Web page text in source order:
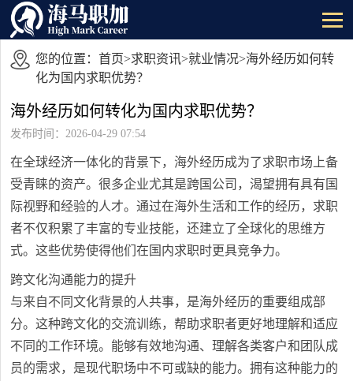
您的位置： 首页>求职资讯>就业情况>海外经历如何转
化为国内求职优势？
海外经历如何转化为国内求职优势？
发布时间：2026-04-29 07:54
在全球经济一体化的背景下，海外经历成为了求职市场上备
受青睐的资产。很多企业尤其是跨国公司，渴望拥有具有国
际视野和经验的人才。通过在海外生活和工作的经历，求职
者不仅积累了丰富的专业技能，还建立了全球化的思维方
式。这些优势使得他们在国内求职时更具竞争力。
跨文化沟通能力的提升
与来自不同文化背景的人共事，是海外经历的重要组成部
分。这种跨文化的交流训练，帮助求职者更好地理解和适应
不同的工作环境。能够有效地沟通、理解各类客户和团队成
员的需求，是现代职场中不可或缺的能力。拥有这种能力的